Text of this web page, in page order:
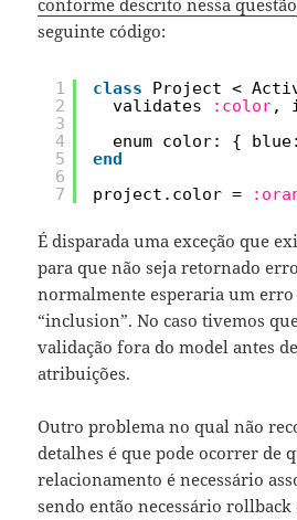
conforme descrito nessa questão
seguinte código:
1
2
3
4
5
6
7
class
Project <
validates
:color,
enum color: {
end
project.color =
É disparada uma exceção que
para que não seja retornado
normalmente esperaria um erro
“inclusion”. No caso tivemos
validação fora do model antes
atribuições.
Outro problema no qual não
detalhes é que pode ocorrer de
relacionamento é necessário
sendo então necessário